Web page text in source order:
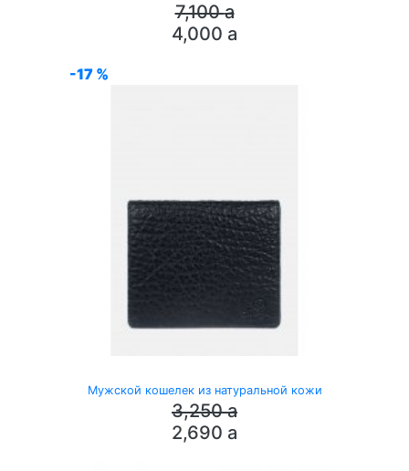
7,100a
4,000 a
-17 %
Мужской кошелек из натуральной кожи
3,250a
2,690 a